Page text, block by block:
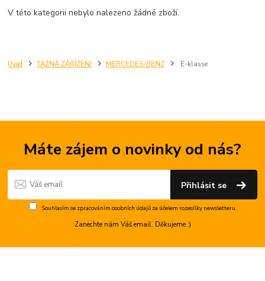
Úvod TAŽNÁ ZAŘÍZENÍ MERCEDES-BENZ E-klasse
V této kategorii nebylo nalezeno žádné zboží.
Máte zájem o novinky od nás?
Přihlásit se
Souhlasím se zpracováním osobních údajůza účelem rozesílky newsletteru.
Zanechte nám Váš email. Děkujeme :)